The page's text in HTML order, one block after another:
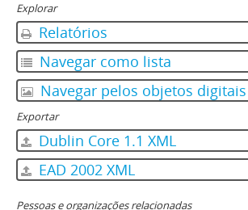
Explorar
Relatórios
Navegar como lista
Navegar pelos objetos digitais
Exportar
Dublin Core 1.1 XML
EAD 2002 XML
Pessoas e organizações relacionadas